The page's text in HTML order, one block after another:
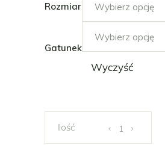
Rozmiar Wybierz opcję
Gatunek
Wybierz opcję
Wyczyść
Ręcznie